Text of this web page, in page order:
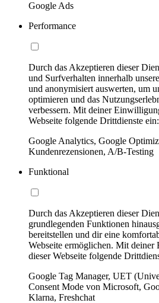
Google Ads
Performance
Durch das Akzeptieren dieser
und Surfverhalten innerhalb
und anonymisiert auswerten, um
optimieren und das
verbessern. Mit deiner
Webseite folgende Drittdienste ein:
Google Analytics, Google
Kundenrezensionen, A/B-Testing
Funktional
Durch das Akzeptieren dieser
grundlegenden Funktionen
bereitstellen und dir eine
Webseite ermöglichen. Mit
dieser Webseite folgende
Google Tag Manager, UET
Consent Mode von Microsoft,
Klarna, Freshchat